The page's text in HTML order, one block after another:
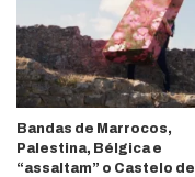
Bandas de Marrocos,
Palestina, Bélgica e
“assaltam” o Castelo de